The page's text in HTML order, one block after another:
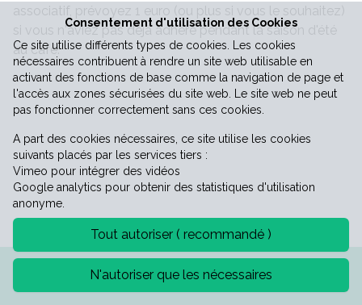
associatif, prévoyez 1 euro (ou plus si vous le souhaitez)
si vous n'aviez pas déjà adhéré pendant la saison d'été
au café.
©2026 Mairie de Saint-Laurent-le-minier
Consentement d'utilisation des Cookies
Ce site utilise différents types de cookies. Les cookies
nécessaires contribuent à rendre un site web utilisable en
activant des fonctions de base comme la navigation de page et
l'accès aux zones sécurisées du site web. Le site web ne peut
pas fonctionner correctement sans ces cookies.
A part des cookies nécessaires, ce site utilise les cookies
suivants placés par les services tiers :
Vimeo pour intégrer des vidéos
Google analytics pour obtenir des statistiques d'utilisation
anonyme.
Tout autoriser ( recommandé )
N'autoriser que les nécessaires